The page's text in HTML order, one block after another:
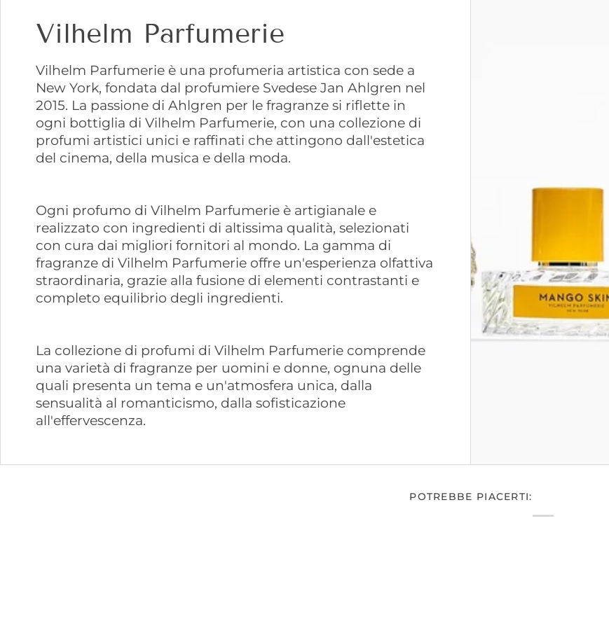
Vilhelm Parfumerie
Vilhelm Parfumerie è una profumeria artistica con sede a
New York, fondata dal profumiere Svedese Jan Ahlgren nel
2015. La passione di Ahlgren per le fragranze si riflette in
ogni bottiglia di Vilhelm Parfumerie, con una collezione di
profumi artistici unici e raffinati che attingono dall'estetica
del cinema, della musica e della moda.
Ogni profumo di Vilhelm Parfumerie è artigianale e
realizzato con ingredienti di altissima qualità, selezionati
con cura dai migliori fornitori al mondo. La gamma di
fragranze di Vilhelm Parfumerie offre un'esperienza olfattiva
straordinaria, grazie alla fusione di elementi contrastanti e
completo equilibrio degli ingredienti.
La collezione di profumi di Vilhelm Parfumerie comprende
una varietà di fragranze per uomini e donne, ognuna delle
quali presenta un tema e un'atmosfera unica, dalla
sensualità al romanticismo, dalla sofisticazione
all'effervescenza.
POTREBBE PIACERTI: